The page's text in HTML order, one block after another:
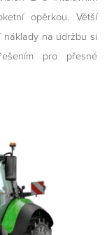
opěrkou. Větší
náklady na údržbu si
pro přesné